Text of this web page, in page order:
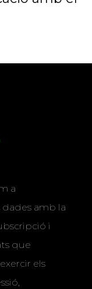
a
dades amb la
i
que
els